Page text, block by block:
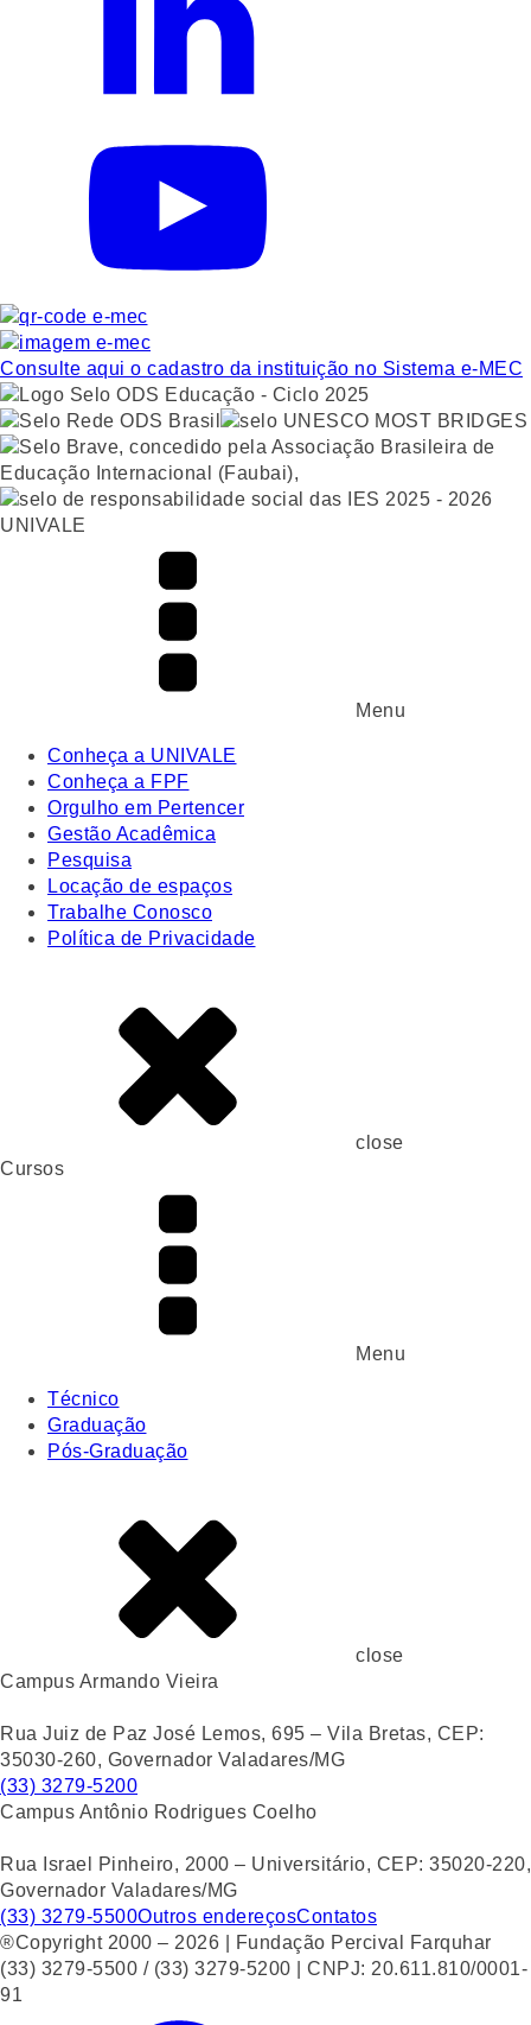
Consulte aqui o cadastro da instituição no Sistema e-MEC
UNIVALE
Menu
Conheça a UNIVALE
Conheça a FPF
Orgulho em Pertencer
Gestão Acadêmica
Pesquisa
Locação de espaços
Trabalhe Conosco
Política de Privacidade
close
Cursos
Menu
Técnico
Graduação
Pós-Graduação
close
Campus Armando Vieira
Rua Juiz de Paz José Lemos, 695 – Vila Bretas, CEP:
35030-260, Governador Valadares/MG
(33) 3279-5200
Campus Antônio Rodrigues Coelho
Rua Israel Pinheiro, 2000 – Universitário, CEP: 35020-220,
Governador Valadares/MG
(33) 3279-5500Outros endereçosContatos
®Copyright 2000 – 2026 | Fundação Percival Farquhar
(33) 3279-5500 / (33) 3279-5200 | CNPJ: 20.611.810/0001-
91